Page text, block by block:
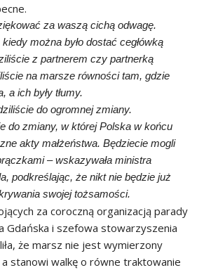
za waszą cichą odwagę.
można było dostać cegłówką
z partnerem czy partnerką
na marsze równości tam, gdzie
a ich były tłumy.
do ogromnej zmiany.
do zmiany, w której Polska w końcu
akty małżeństwa. Będziecie mogli
– wskazywała ministra
podkreślając, że nikt nie będzie już
swojej tożsamości.
za coroczną organizacją parady
Gdańska i szefowa stowarzyszenia
że marsz nie jest wymierzony
stanowi walkę o równe traktowanie